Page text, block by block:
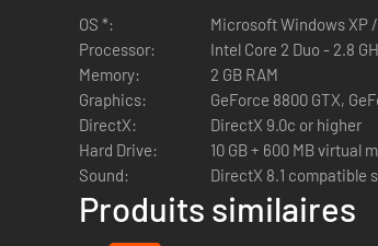
OS *:
Microsoft Windows XP
Processor:
Intel Core 2 Duo - 2.8
Memory:
2 GB RAM
Graphics:
GeForce 8800 GTX,
DirectX:
DirectX 9.0c or higher
Hard Drive:
10 GB + 600 MB virtual
Sound:
DirectX 8.1 compatible
Produits similaires